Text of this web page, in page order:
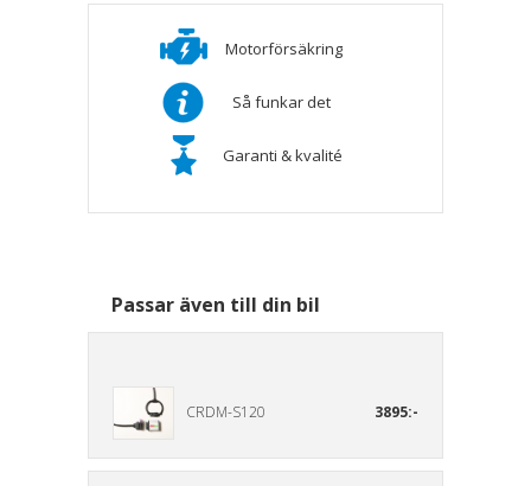
Motorförsäkring
Så funkar det
Garanti & kvalité
Passar även till din bil
CRDM-S120 3895:-